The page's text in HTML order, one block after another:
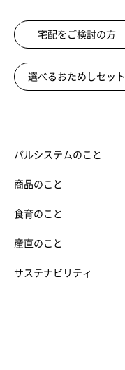
宅配をご検討の方
選べるおためしセット
パルシステムのこと
商品のこと
食育のこと
産直のこと
サステナビリティ